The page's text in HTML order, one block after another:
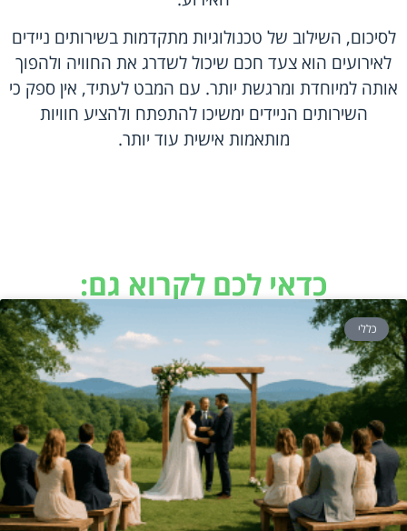
לסיכום, השילוב של טכנולוגיות מתקדמות בשירותים ניידים
לאירועים הוא צעד חכם שיכול לשדרג את החוויה ולהפוך
אותה למיוחדת ומרגשת יותר. עם המבט לעתיד, אין ספק כי
השירותים הניידים ימשיכו להתפתח ולהציע חוויות
מותאמות אישית עוד יותר.
כדאי לכם לקרוא גם:
כללי